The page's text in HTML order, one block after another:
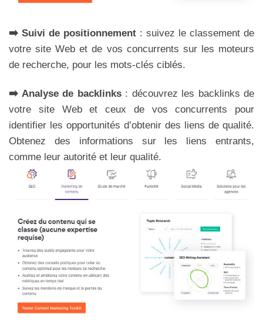
➡️ Suivi de positionnement : suivez le classement de
votre site Web et de vos concurrents sur les moteurs
de recherche, pour les mots-clés ciblés.
➡️ Analyse de backlinks: découvrez les backlinks de
votre site Web et ceux de vos concurrents pour
identifier les opportunités d’obtenir des liens de qualité.
Obtenez des informations sur les liens entrants,
comme leur autorité et leur qualité.